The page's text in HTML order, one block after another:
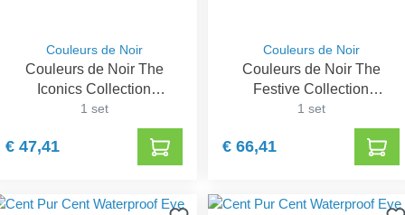
Couleurs de Noir
Couleurs de Noir The
Iconics Collection
Geschenkset
1 set
€ 47,41
Couleurs de Noir
Couleurs de Noir The
Festive Collection
Geschenkset
1 set
€ 66,41